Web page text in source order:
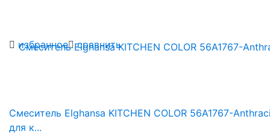
избранное сравнить
Смеситель Elghansa KITCHEN COLOR 56A1767-
для к...